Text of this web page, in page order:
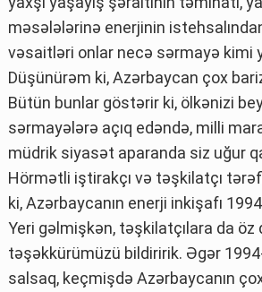
məsələlərinə enerjinin
vəsaitləri onlar necə sərmayə kimi
Düşünürəm ki, Azərbaycan çox
Bütün bunlar göstərir ki, ölkənizi
sərmayələrə açıq edəndə, milli
müdrik siyasət aparanda siz uğur
Hörmətli iştirakçı və təşkilatçı
ki, Azərbaycanın enerji inkişafı
Yeri gəlmişkən, təşkilatçılara da öz
təşəkkürümüzü bildiririk. Əgər
salsaq, keçmişdə Azərbaycanın